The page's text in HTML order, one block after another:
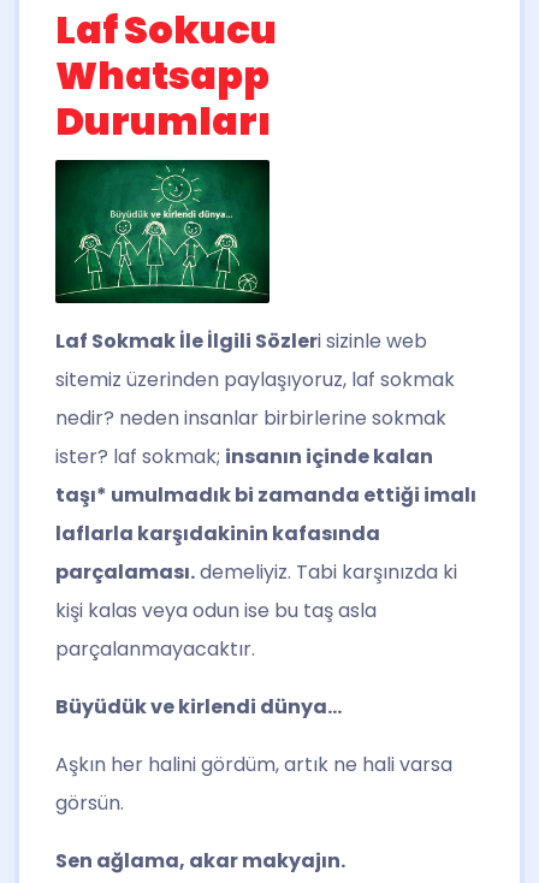
Laf Sokucu
Whatsapp
Durumları
Laf Sokmak İle İlgili Sözleri sizinle web
sitemiz üzerinden paylaşıyoruz, laf sokmak
nedir? neden insanlar birbirlerine sokmak
ister? laf sokmak; insanın içinde kalan
taşı* umulmadık bi zamanda ettiği imalı
laflarla karşıdakinin kafasında
parçalaması.demeliyiz. Tabi karşınızda ki
kişi kalas veya odun ise bu taş asla
parçalanmayacaktır.
Büyüdük ve kirlendi dünya…
Aşkın her halini gördüm, artık ne hali varsa
görsün.
Sen ağlama, akar makyajın.